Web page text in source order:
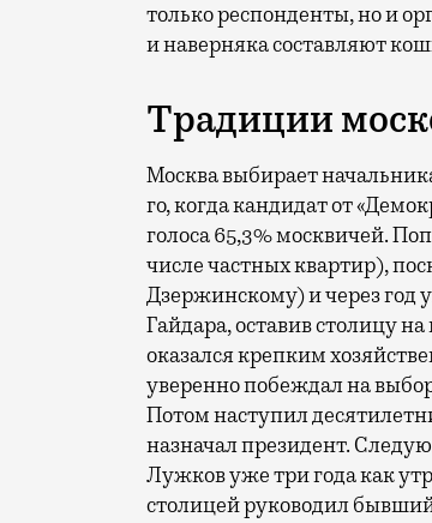
только респонденты, но и
и наверняка составляют
Традиции
Москва выбирает
го, когда кандидат от
голоса 65,3% москвичей.
числе частных квартир),
Дзержинскому) и через год
Гайдара, оставив столицу
оказался крепким
уверенно побеждал на
Потом наступил
назначал президент.
Лужков уже три года как
столицей руководил